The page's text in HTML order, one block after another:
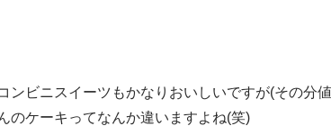
ンビニスイーツもかなりおいしいですが(その分
のケーキってなんか違いますよね(笑)